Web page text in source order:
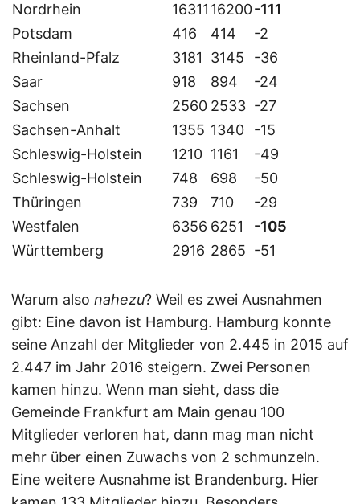
Nordrhein 16311 16200-111
Potsdam
416 414
-2
Rheinland-Pfalz
3181 3145
-36
Saar
918 894
-24
Sachsen
2560 2533 -27
Sachsen-Anhalt
1355 1340
-15
Schleswig-Holstein
1210 1161
-49
Schleswig-Holstein
748 698
-50
Thüringen
739 710
-29
Westfalen
6356 6251
-105
Württemberg
2916 2865 -51
Warum also nahezu? Weil es zwei Ausnahmen
gibt: Eine davon ist Hamburg. Hamburg konnte
seine Anzahl der Mitglieder von 2.445 in 2015 auf
2.447 im Jahr 2016 steigern. Zwei Personen
kamen hinzu. Wenn man sieht, dass die
Gemeinde Frankfurt am Main genau 100
Mitglieder verloren hat, dann mag man nicht
mehr über einen Zuwachs von 2 schmunzeln.
Eine weitere Ausnahme ist Brandenburg. Hier